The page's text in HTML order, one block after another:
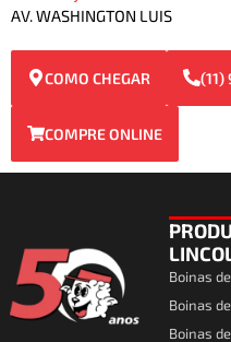
AV. WASHINGTON LUIS
COMO CHEGAR (11)
COMPRE ONLINE
Boinas
Boinas
Boinas